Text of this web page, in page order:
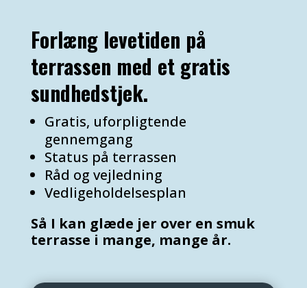
Forlæng levetiden på
terrassen med et gratis
sundhedstjek.
Gratis, uforpligtende
gennemgang
Status på terrassen
Råd og vejledning
Vedligeholdelsesplan
Så I kan glæde jer over en smuk
terrasse i mange, mange år.